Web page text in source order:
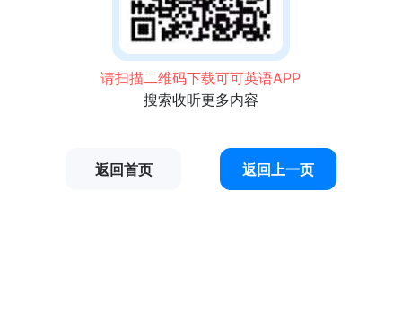
请扫描二维码下载可可英语APP
搜索收听更多内容
返回首页 返回上一页